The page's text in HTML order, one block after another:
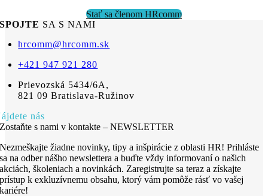
Stať sa členom HRcomm
SPOJTE SA S NAMI
hrcomm@hrcomm.sk
+421 947 921 280
Prievozská 5434/6A,
821 09 Bratislava-Ružinov
nás
Zostaňte s nami v kontakte – NEWSLETTER
Nezmeškajte žiadne novinky, tipy a inšpirácie z oblasti HR! Prihláste
sa na odber nášho newslettera a buďte vždy informovaní o našich
akciách, školeniach a novinkách. Zaregistrujte sa teraz a získajte
prístup k exkluzívnemu obsahu, ktorý vám pomôže rásť vo vašej
kariére!